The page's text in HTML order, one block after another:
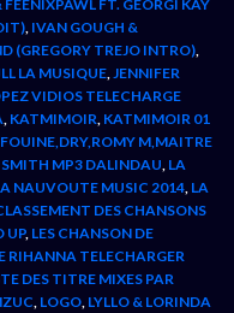
FT. GEORGI KAY
, IVAN GOUGH &
(GREGORY TREJO INTRO),
LA MUSIQUE,JENNIFER
VIDIOS TELECHARGE
, KATMIMOIR, KATMIMOIR 01
M,MAITRE
SMITH MP3 DALINDAU, LA
NAUVOUTE MUSIC 2014, LA
DES CHANSONS
UP, LES CHANSON DE
RIHANNA TELECHARGER
DES TITRE MIXES PAR
, LOGO, LYLLO & LORINDA